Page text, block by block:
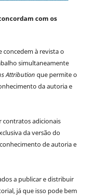
com os
à revista o
simultaneamente
Attribution que permite o
da autoria e
contratos adicionais
da versão do
de autoria e
a publicar e distribuir
já que isso pode bem